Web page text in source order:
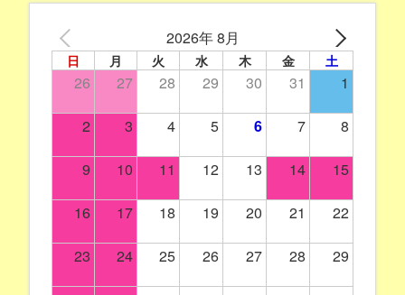
2026年 8月
日 月 火 水 木 金 土
26 27 28 29 30 31 1
2 3 4 5 6 7 8
9 10 11 12 13 14 15
16 17 18 19 20 21 22
23 24 25 26 27 28 29